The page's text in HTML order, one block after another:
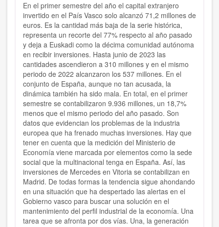
En el primer semestre del año el capital extranjero
invertido en el País Vasco solo alcanzó 71,2 millones de
euros. Es la cantidad más baja de la serie histórica,
representa un recorte del 77% respecto al año pasado
y deja a Euskadi como la décima comunidad autónoma
en recibir inversiones. Hasta junio de 2023 las
cantidades ascendieron a 310 millones y en el mismo
periodo de 2022 alcanzaron los 537 millones. En el
conjunto de España, aunque no tan acusada, la
dinámica también ha sido mala. En total, en el primer
semestre se contabilizaron 9.936 millones, un 18,7%
menos que el mismo periodo del año pasado. Son
datos que evidencian los problemas de la industria
europea que ha frenado muchas inversiones. Hay que
tener en cuenta que la medición del Ministerio de
Economía viene marcada por elementos como la sede
social que la multinacional tenga en España. Así, las
inversiones de Mercedes en Vitoria se contabilizan en
Madrid. De todas formas la tendencia sigue ahondando
en una situación que ha despertado las alertas en el
Gobierno vasco para buscar una solución en el
mantenimiento del perfil industrial de la economía. Una
tarea que se afronta por dos vías. Una, la generación